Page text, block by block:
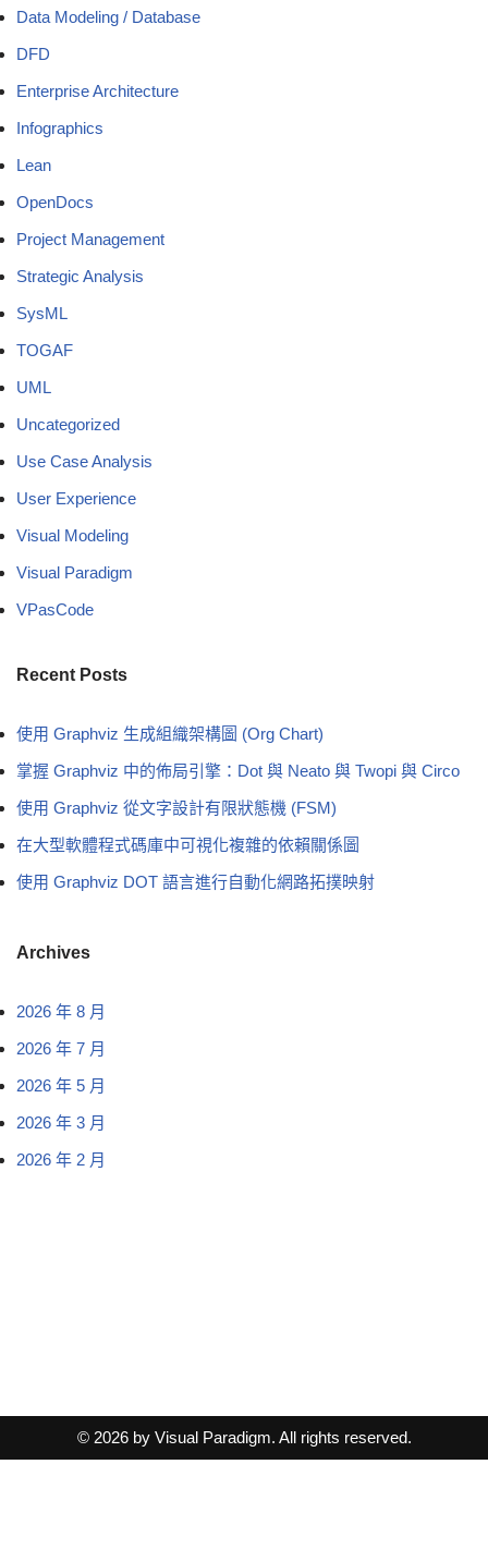
Data Modeling / Database
DFD
Enterprise Architecture
Infographics
Lean
OpenDocs
Project Management
Strategic Analysis
SysML
TOGAF
UML
Uncategorized
Use Case Analysis
User Experience
Visual Modeling
Visual Paradigm
VPasCode
Recent Posts
使用 Graphviz 生成組織架構圖 (Org Chart)
掌握 Graphviz 中的佈局引擎：Dot 與 Neato 與 Twopi 與 Circo
使用 Graphviz 從文字設計有限狀態機 (FSM)
在大型軟體程式碼庫中可視化複雜的依賴關係圖
使用 Graphviz DOT 語言進行自動化網路拓撲映射
Archives
2026 年 8 月
2026 年 7 月
2026 年 5 月
2026 年 3 月
2026 年 2 月
© 2026 by Visual Paradigm. All rights reserved.